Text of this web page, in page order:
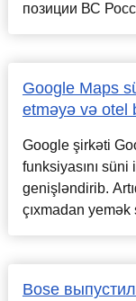
позиции ВС
Google Maps
etməyə və otel
Google şirkəti
funksiyasını
genişləndirib.
çıxmadan yemək
Bose